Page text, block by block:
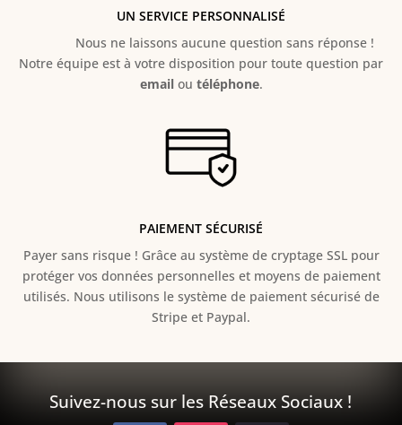
UN SERVICE PERSONNALISÉ
Nous ne laissons aucune question sans réponse !
Notre équipe est à votre disposition pour toute question par
emailou téléphone.
PAIEMENT SÉCURISÉ
Payer sans risque ! Grâce au système de cryptage SSL pour
protéger vos données personnelles et moyens de paiement
utilisés. Nous utilisons le système de paiement sécurisé de
Stripe et Paypal.
Suivez-nous sur les Réseaux Sociaux !